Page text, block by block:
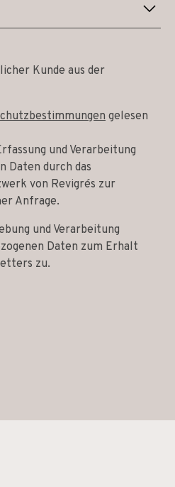
Kunde aus der
gelesen
und Verarbeitung
Daten durch das
von Revigrés zur
Anfrage.
und Verarbeitung
Daten zum Erhalt
zu.